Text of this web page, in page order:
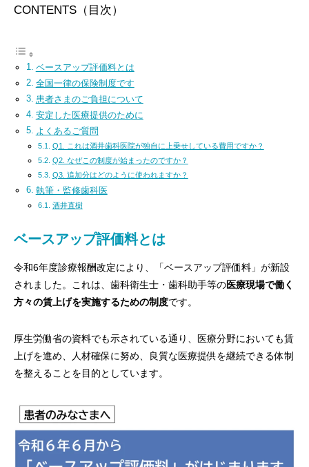
CONTENTS（目次）
ベースアップ評価料とは
全国一律の保険制度です
患者さまのご負担について
安定した医療提供のために
よくあるご質問
Q1. これは酒井歯科医院が独自に上乗せしている費用ですか？
Q2. なぜこの制度が始まったのですか？
Q3. 追加分はどのように使われますか？
執筆・監修歯科医
酒井直樹
ベースアップ評価料とは
令和6年度診療報酬改定により、「ベースアップ評価料」が新設
されました。これは、歯科衛生士・歯科助手等の医療現場で働く
方々の賃上げを実施するための制度です。
厚生労働省の資料でも示されている通り、医療分野においても賃
上げを進め、人材確保に努め、良質な医療提供を継続できる体制
を整えることを目的としています。